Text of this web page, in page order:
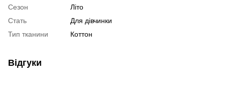
Сезон
Літо
Стать
Для дівчинки
Тип тканини
Коттон
Відгуки